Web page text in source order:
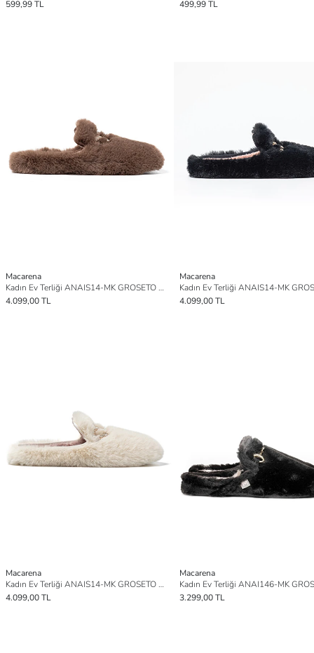
599,99 TL 499,99 TL
Macarena
Kadın Ev Terliği ANAIS14-MK GROSETO PELO JORGE
4.099,00 TL
Macarena
4.099,00 TL
Macarena
Kadın Ev Terliği ANAIS14-MK GROSETO PELO JORGE
4.099,00 TL
Macarena
3.299,00 TL